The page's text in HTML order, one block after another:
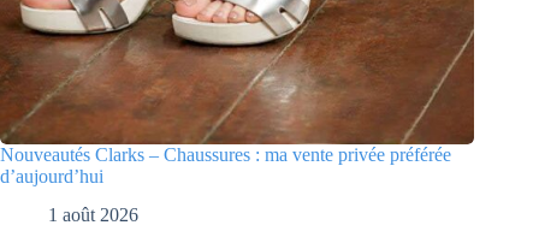
Nouveautés Clarks – Chaussures : ma vente privée préférée
d’aujourd’hui
1 août 2026